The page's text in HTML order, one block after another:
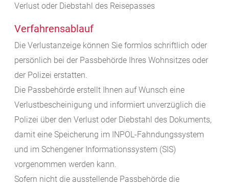
Verlust oder Diebstahl des Reisepasses
Verfahrensablauf
Die Verlustanzeige können Sie formlos schriftlich oder
persönlich bei der Passbehörde Ihres Wohnsitzes oder
der Polizei erstatten.
Die Passbehörde erstellt Ihnen auf Wunsch eine
Verlustbescheinigung und informiert unverzüglich die
Polizei über den Verlust oder Diebstahl des Dokuments,
damit eine Speicherung im INPOL-Fahndungssystem
und im Schengener Informationssystem (SIS)
vorgenommen werden kann.
Sofern nicht die ausstellende Passbehörde die